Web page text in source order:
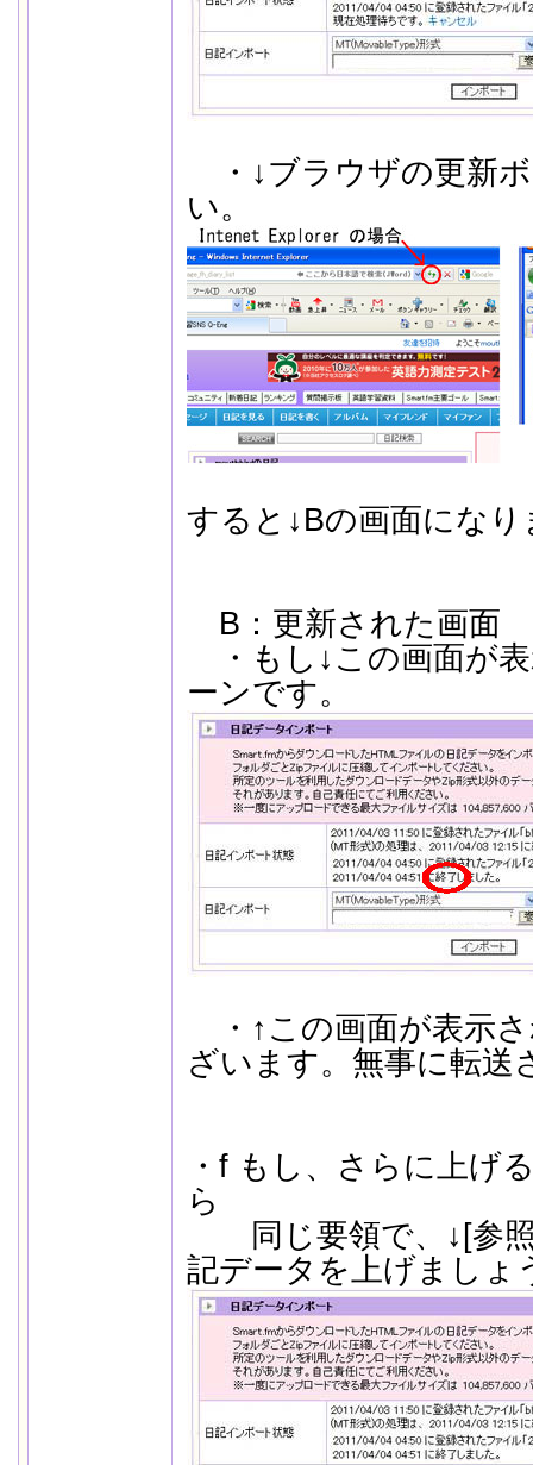
・↓ブラウザの更新
い。
すると↓Bの画面になり
B：更新された画面
・もし↓この画面が
ーンです。
・↑この画面が表示
ざいます。無事に転送
・f もし、さらに上げ
ら
同じ要領で、↓[参照
記データを上げましょ